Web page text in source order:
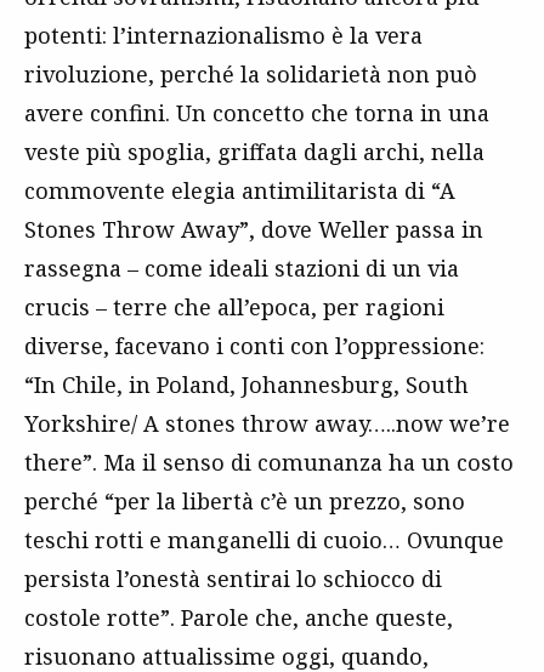
potenti: l’internazionalismo è la vera
rivoluzione, perché la solidarietà non può
avere confini. Un concetto che torna in una
veste più spoglia, griffata dagli archi, nella
commovente elegia antimilitarista di “A
Stones Throw Away”, dove Weller passa in
rassegna – come ideali stazioni di un via
crucis – terre che all’epoca, per ragioni
diverse, facevano i conti con l’oppressione:
“In Chile, in Poland, Johannesburg, South
Yorkshire/ A stones throw away…..now we’re
there”. Ma il senso di comunanza ha un costo
perché “per la libertà c’è un prezzo, sono
teschi rotti e manganelli di cuoio… Ovunque
persista l’onestà sentirai lo schiocco di
costole rotte”. Parole che, anche queste,
risuonano attualissime oggi, quando,